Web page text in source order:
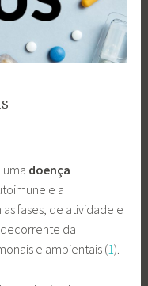
uma doença
e a
fases, de atividade e
da
e ambientais (1).